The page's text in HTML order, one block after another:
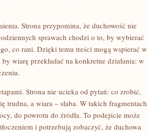
Strona przypomina, że duchowość nie
sprawach chodzi o to, by wybierać
co rani. Dzięki temu treści mogą wspierać w
wiarę przekładać na konkretne działania: w
Strona nie ucieka od pytań: co zrobić,
trudna, a wiara – słaba. W takich fragmentach
do powrotu do źródła. To podejście może
i potrzebują zobaczyć, że duchowa